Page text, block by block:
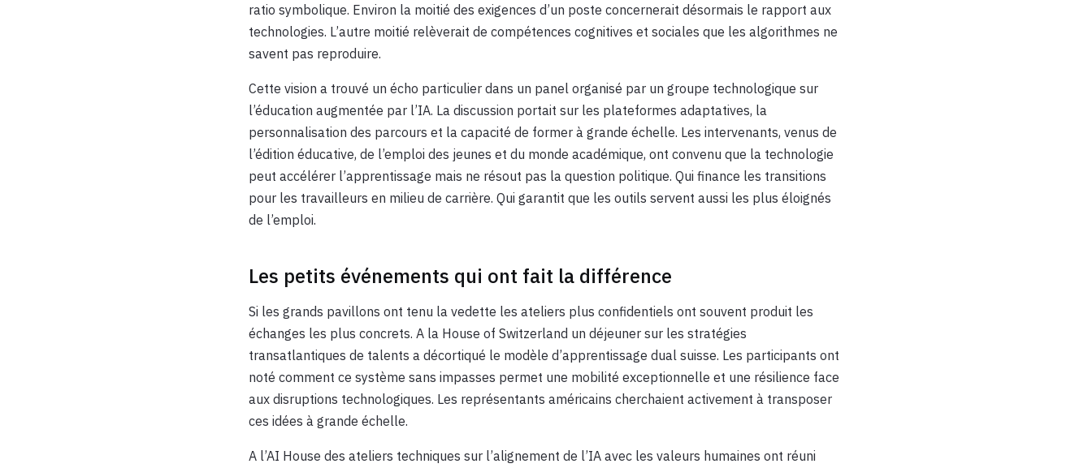
ratio symbolique. Environ la moitié des exigences d’un poste concernerait désormais le rapport aux
technologies. L’autre moitié relèverait de compétences cognitives et sociales que les algorithmes ne
savent pas reproduire.
Cette vision a trouvé un écho particulier dans un panel organisé par un groupe technologique sur
l’éducation augmentée par l’IA. La discussion portait sur les plateformes adaptatives, la
personnalisation des parcours et la capacité de former à grande échelle. Les intervenants, venus de
l’édition éducative, de l’emploi des jeunes et du monde académique, ont convenu que la technologie
peut accélérer l’apprentissage mais ne résout pas la question politique. Qui finance les transitions
pour les travailleurs en milieu de carrière. Qui garantit que les outils servent aussi les plus éloignés
de l’emploi.
Les petits événements qui ont fait la différence
Si les grands pavillons ont tenu la vedette les ateliers plus confidentiels ont souvent produit les
échanges les plus concrets. A la House of Switzerland un déjeuner sur les stratégies
transatlantiques de talents a décortiqué le modèle d’apprentissage dual suisse. Les participants ont
noté comment ce système sans impasses permet une mobilité exceptionnelle et une résilience face
aux disruptions technologiques. Les représentants américains cherchaient activement à transposer
ces idées à grande échelle.
A l’AI House des ateliers techniques sur l’alignement de l’IA avec les valeurs humaines ont réuni